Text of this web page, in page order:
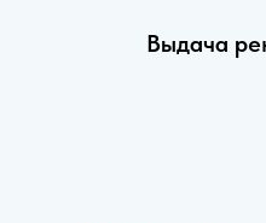
Выдача